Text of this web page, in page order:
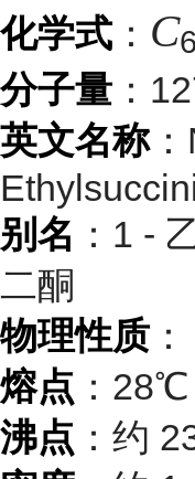
化学式 ： C
分子量 ：
英文名称
别名 ：1 -
二酮
物理性质 ：
熔点 ：28℃
沸点 ：约